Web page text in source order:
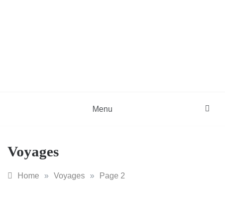
Menu
Voyages
Home » Voyages » Page 2